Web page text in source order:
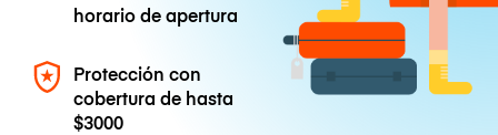
horario de apertura
Protección con
cobertura de hasta
$3000